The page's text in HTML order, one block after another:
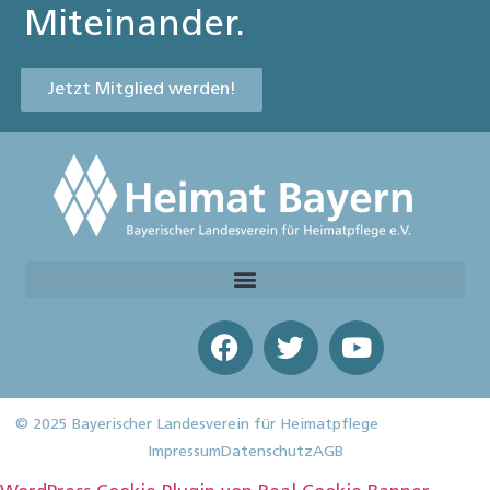
Miteinander.
Jetzt Mitglied werden!
© 2025 Bayerischer Landesverein für Heimatpflege
Impressum DatenschutzAGB